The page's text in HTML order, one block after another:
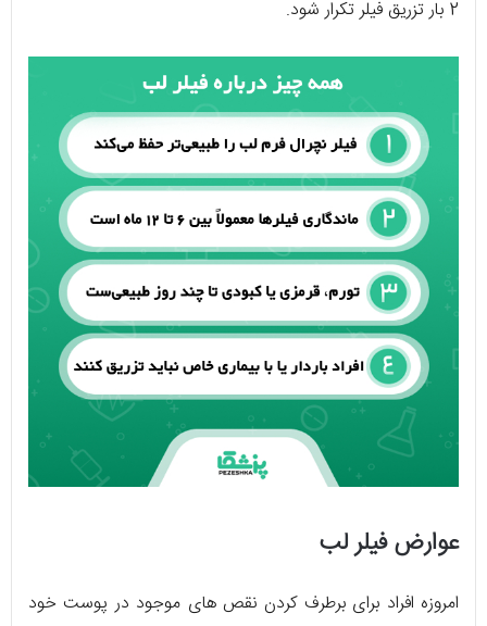
2 بار تزریق فیلر تکرار شود.
عوارض فیلر لب
امروزه افراد برای برطرف کردن نقص های موجود در پوست خود